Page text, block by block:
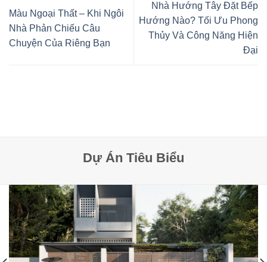
Màu Ngoại Thất – Khi Ngôi
Nhà Phản Chiếu Câu
Chuyện Của Riêng Bạn
Nhà Hướng Tây Đặt Bếp
Hướng Nào? Tối Ưu Phong
Thủy Và Công Năng Hiện
Đại
Dự Án Tiêu Biểu